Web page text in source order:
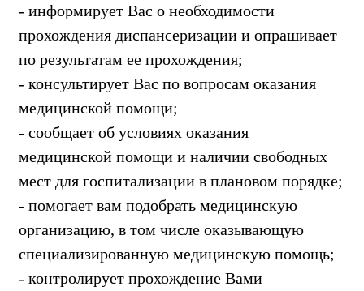
- информирует Вас о необходимости
прохождения диспансеризации и опрашивает
по результатам ее прохождения;
- консультирует Вас по вопросам оказания
медицинской помощи;
- сообщает об условиях оказания
медицинской помощи и наличии свободных
мест для госпитализации в плановом порядке;
- помогает вам подобрать медицинскую
организацию, в том числе оказывающую
специализированную медицинскую помощь;
- контролирует прохождение Вами